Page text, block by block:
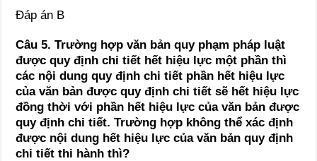
Đáp án B
Câu 5.Trường hợp văn bản quy phạm pháp luật
được quy định chi tiết hết hiệu lực một phần thì
các nội dung quy định chi tiết phần hết hiệu lực
của văn bản được quy định chi tiết sẽ hết hiệu lực
đồng thời với phần hết hiệu lực của văn bản được
quy định chi tiết. Trường hợp không thể xác định
được nội dung hết hiệu lực của văn bản quy định
chi tiết thi hành thì?